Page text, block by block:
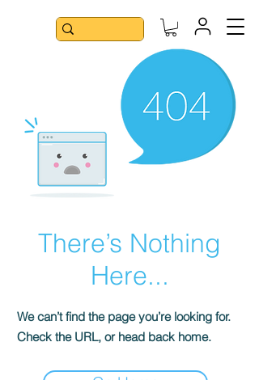
There’s Nothing
Here...
We can’t find the page you’re looking for.
Check the URL, or head back home.